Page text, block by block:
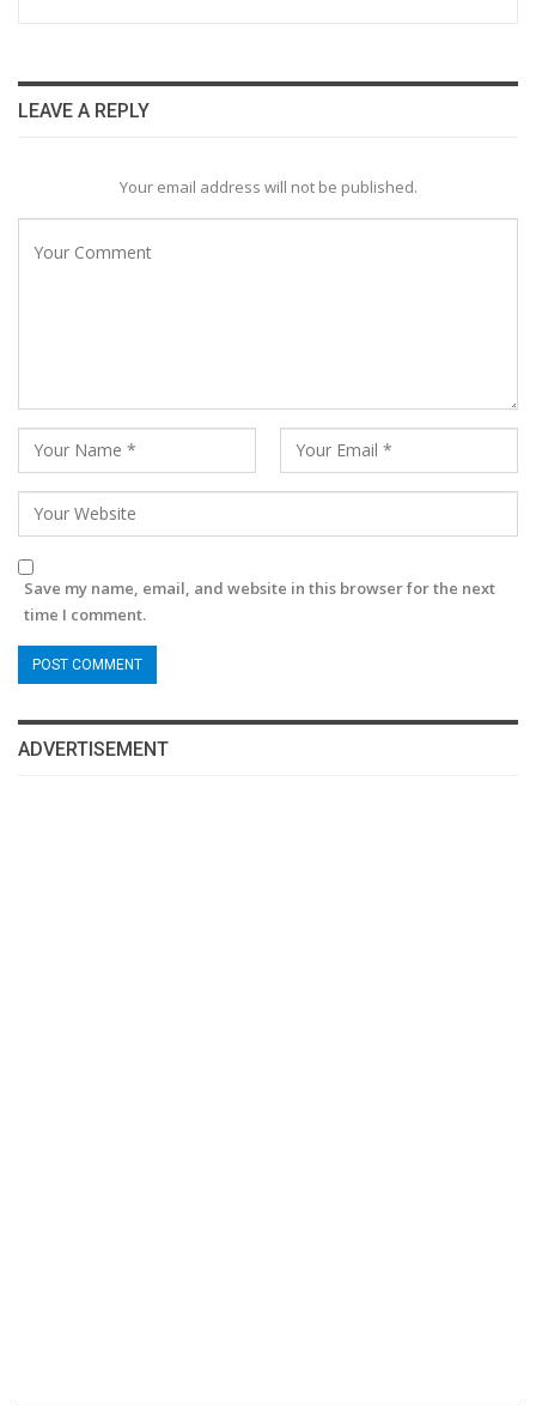
LEAVE A REPLY
Your email address will not be published.
Save my name, email, and website in this browser for the next
time I comment.
ADVERTISEMENT